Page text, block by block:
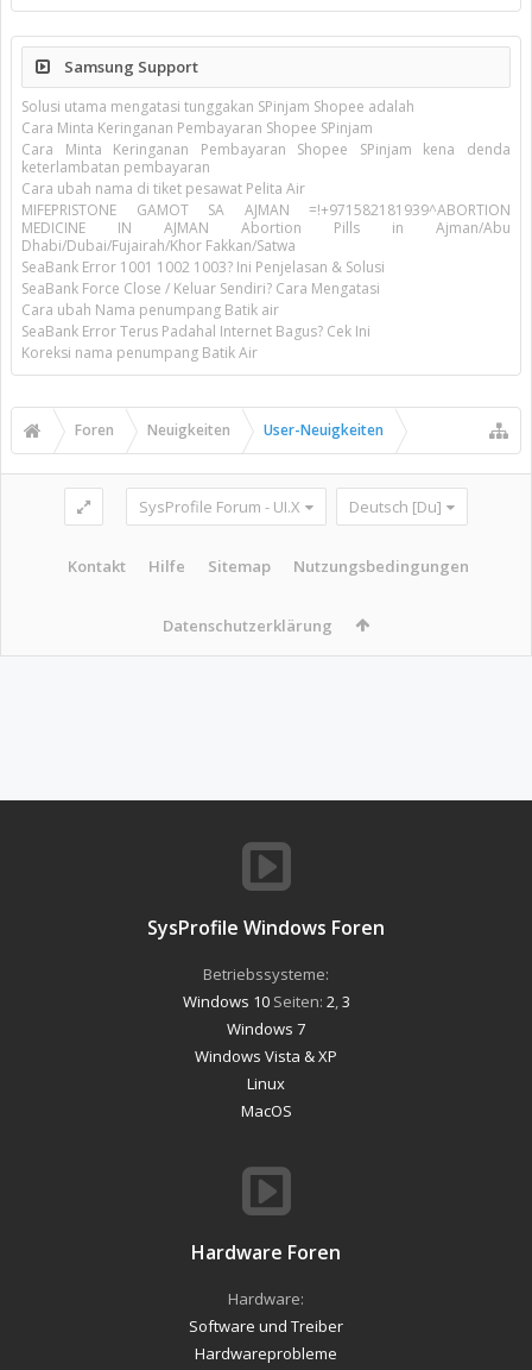
Samsung Support
Solusi utama mengatasi tunggakan SPinjam Shopee adalah
Cara Minta Keringanan Pembayaran Shopee SPinjam
Cara Minta Keringanan Pembayaran Shopee SPinjam kena denda
keterlambatan pembayaran
Cara ubah nama di tiket pesawat Pelita Air
MIFEPRISTONE GAMOT SA AJMAN =!+971582181939^ABORTION
MEDICINE IN AJMAN Abortion Pills in Ajman/Abu
Dhabi/Dubai/Fujairah/Khor Fakkan/Satwa
SeaBank Error 1001 1002 1003? Ini Penjelasan & Solusi
SeaBank Force Close / Keluar Sendiri? Cara Mengatasi
Cara ubah Nama penumpang Batik air
SeaBank Error Terus Padahal Internet Bagus? Cek Ini
Koreksi nama penumpang Batik Air
Foren Neuigkeiten User-Neuigkeiten
SysProfile Forum - UI.X Deutsch [Du]
Kontakt Hilfe Sitemap Nutzungsbedingungen
Datenschutzerklärung
SysProfile Windows Foren
Betriebssysteme:
Windows 10Seiten: 2 3
Windows 7
Windows Vista & XP
Linux
MacOS
Hardware Foren
Hardware:
Software und Treiber
Hardwareprobleme